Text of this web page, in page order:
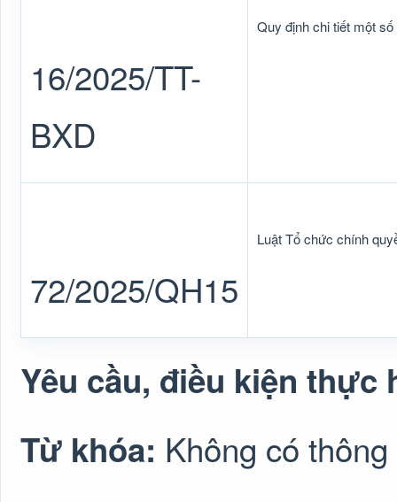
16/2025/TT-
BXD
Quy định chi tiết một
72/2025/QH15
Luật Tổ chức chính
Yêu cầu, điều kiện thực
Từ khóa: Không có